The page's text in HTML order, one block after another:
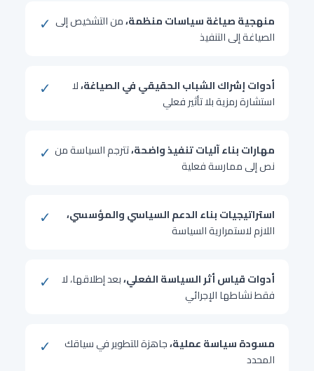
✓ منهجية صياغة سياسات منظمة،من التشخيص إلى
الصياغة إلى التنفيذ
✓ أدوات إشراك الشباب الحقيقي في الصياغة،لا
استشارة رمزية بلا تأثير فعلي
✓ مهارات بناء آليات تنفيذ واضحة،تترجم السياسة من
نص إلى ممارسة فعلية
✓
استراتيجيات بناء الدعم السياسي والمؤسسي،
اللازم لاستمرارية السياسة
✓ أدوات قياس أثر السياسة الفعلي،بعد إطلاقها، لا
فقط نشاطها الإجرائي
✓ مسودة سياسة عملية،جاهزة للتطوير في سياقك
المحدد